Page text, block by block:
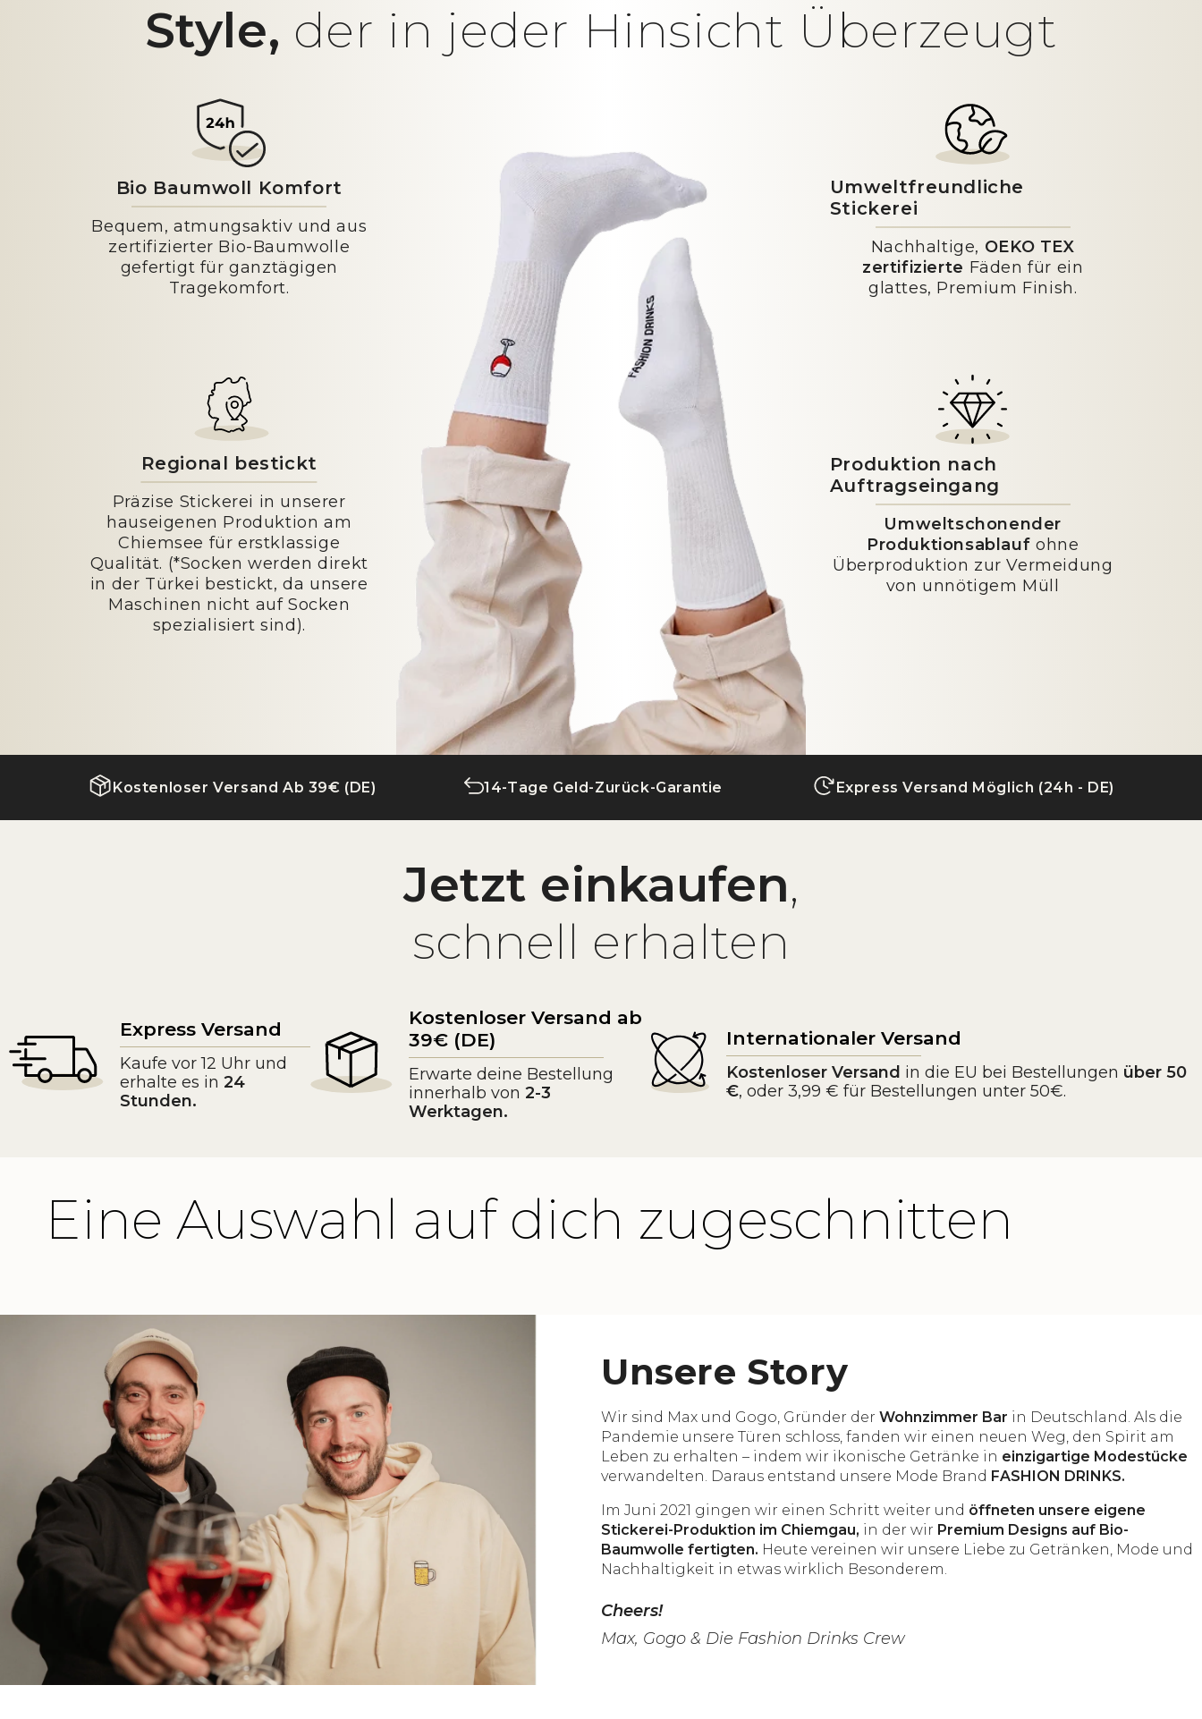
Style, der in jeder Hinsicht Überzeugt
Bio Baumwoll Komfort
Bequem, atmungsaktiv und aus
zertifizierter Bio-Baumwolle
gefertigt für ganztägigen
Tragekomfort.
Regional bestickt
Präzise Stickerei in unserer
hauseigenen Produktion am
Chiemsee für erstklassige
Qualität. (*Socken werden direkt
in der Türkei bestickt, da unsere
Maschinen nicht auf Socken
spezialisiert sind).
Umweltfreundliche
Stickerei
Nachhaltige, OEKO TEX
zertifizierte Fäden für ein
glattes, Premium Finish.
Produktion nach
Auftragseingang
Umweltschonender
Produktionsablauf ohne
Überproduktion zur Vermeidung
von unnötigem Müll
Kostenloser Versand Ab 39€ (DE) 14-Tage Geld-Zurück-Garantie Express Versand Möglich (24h - DE)
Jetzt einkaufen,
schnell erhalten
Express Versand
Kaufe vor 12 Uhr und
erhalte es in 24
Stunden.
Kostenloser Versand ab
39€ (DE)
Erwarte deine Bestellung
innerhalb von 2-3
Werktagen.
Internationaler Versand
Kostenloser Versand in die EU bei Bestellungen über 50
€, oder 3,99 € für Bestellungen unter 50€.
Eine Auswahl auf dich zugeschnitten
Unsere Story
Wir sind Max und Gogo, Gründer der Wohnzimmer Bar in Deutschland. Als die
Pandemie unsere Türen schloss, fanden wir einen neuen Weg, den Spirit am
Leben zu erhalten – indem wir ikonische Getränke in einzigartige Modestücke
verwandelten. Daraus entstand unsere Mode Brand FASHION DRINKS.
Im Juni 2021 gingen wir einen Schritt weiter und öffneten unsere eigene
Stickerei-Produktion im Chiemgau, in der wir Premium Designs auf Bio-
Baumwolle fertigten. Heute vereinen wir unsere Liebe zu Getränken, Mode und
Nachhaltigkeit in etwas wirklich Besonderem.
Cheers!
Max, Gogo & Die Fashion Drinks Crew